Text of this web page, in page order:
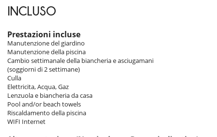
bathroom. This bedroom includes also air conditioning, private
terrace.
Room 2
Room, Ground level, view of the sea. This bedroom has 1 double bed
160 cm. Bathroom private, with shower. WC in the bathroom. This
bedroom includes also air conditioning, private terrace.
Room 3
Room, Ground level, view of the sea. This bedroom has 1 double bed
160 cm. Bathroom private, with shower. WC in the bathroom. This
bedroom includes also air conditioning, private terrace.
Room 4
INCLUSO
Prestazioni incluse
Manutenzione del giardino
Manutenzione della piscina
Cambio settimanale della biancheria e asciugamani
(soggiorni di 2 settimane)
Culla
Elettricita, Acqua, Gaz
Lenzuola e biancheria da casa
Pool and/or beach towels
Riscaldamento della piscina
WIFI Internet